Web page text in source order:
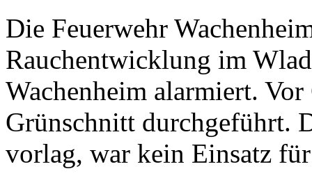
Die Feuerwehr
Rauchentwicklung im
Wachenheim alarmiert.
Grünschnitt durchgeführt.
vorlag, war kein Einsatz